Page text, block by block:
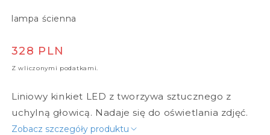
lampa ścienna
Cena regularna
328 PLN
Z wliczonymi podatkami.
Liniowy kinkiet LED z tworzywa sztucznego z
uchylną głowicą. Nadaje się do oświetlania zdjęć.
Zobacz szczegóły produktu